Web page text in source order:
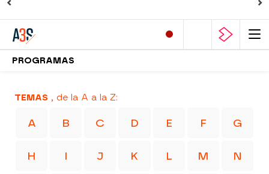
PROGRAMAS
TEMAS , de la A a la Z:
A B C D E F G
H I J K L M N